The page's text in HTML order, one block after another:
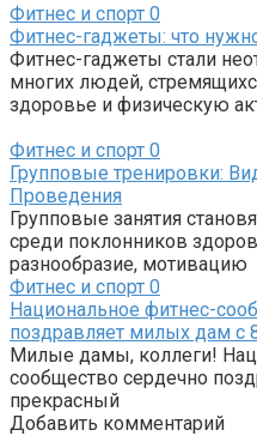
Фитнес и спорт 0
Фитнес-гаджеты: что
Фитнес-гаджеты стали
многих людей,
здоровье и физическую
Фитнес и спорт 0
Групповые тренировки:
Проведения
Групповые занятия
среди поклонников
разнообразие, мотивацию
Фитнес и спорт 0
Национальное фитнес-
поздравляет милых дам с
Милые дамы, коллеги!
сообщество сердечно
прекрасный
Добавить комментарий